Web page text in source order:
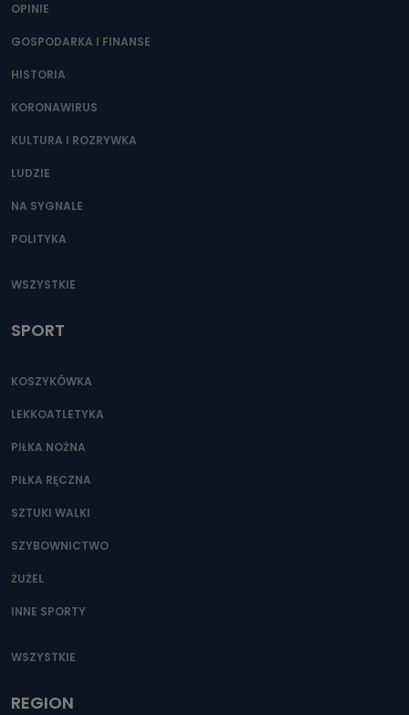
OPINIE
GOSPODARKA I FINANSE
HISTORIA
KORONAWIRUS
KULTURA I ROZRYWKA
LUDZIE
NA SYGNALE
POLITYKA
WSZYSTKIE
SPORT
KOSZYKÓWKA
LEKKOATLETYKA
PIŁKA NOŻNA
PIŁKA RĘCZNA
SZTUKI WALKI
SZYBOWNICTWO
ŻUŻEL
INNE SPORTY
WSZYSTKIE
REGION